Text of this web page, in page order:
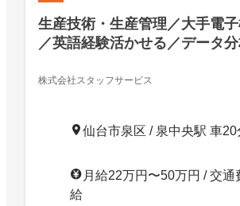
生産技術・生産管理／大手電
／英語経験活かせる／データ
株式会社スタッフサービス
仙台市泉区 / 泉中央駅 車20
月給22万円〜50万円 / 交通
給